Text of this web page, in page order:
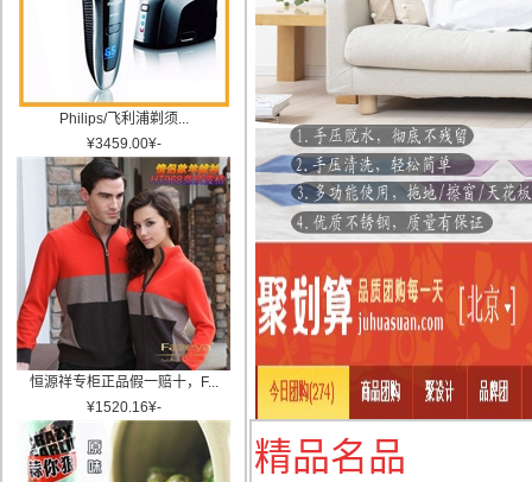
Philips/飞利浦剃须...
¥3459.00¥-
恒源祥专柜正品假一赔十，F...
¥1520.16¥-
精品名品